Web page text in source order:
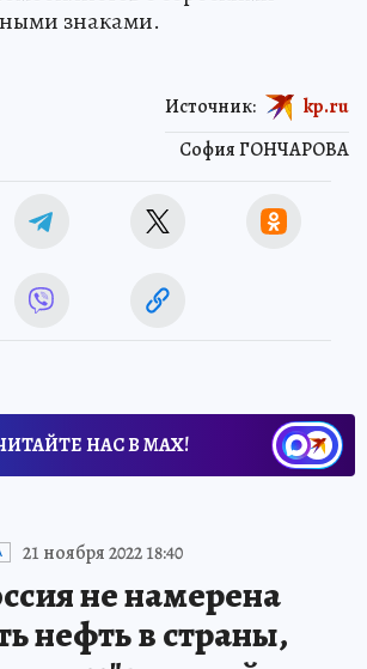
знаками.
София ГОНЧАРОВА
Источник: kp.ru
НАС В МАХ!
21 ноября 2022 18:40
не намерена
нефть в страны,